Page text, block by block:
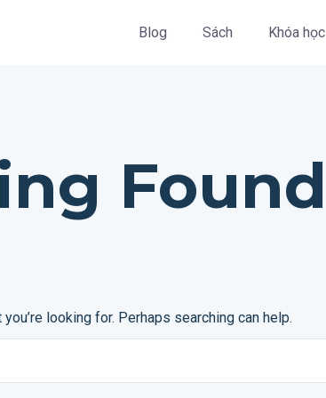
Blog Sách Khóa học
Found
looking for. Perhaps searching can help.